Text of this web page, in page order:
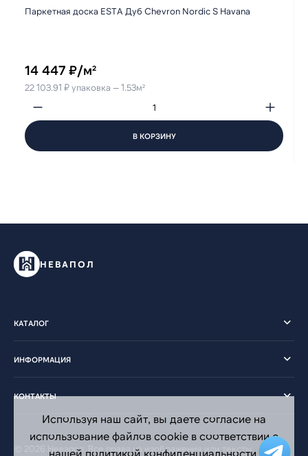
Паркетная доска ESTA Дуб Chevron Nordic S Havana
14 447 ₽/м²
22 103.91 ₽ упаковка — 1.53м²
В КОРЗИНУ
НЕВАПОЛ
КАТАЛОГ
ИНФОРМАЦИЯ
КОНТАКТЫ
© 2026 Невапол. Все права на изображения или тексты
Используя наш сайт, вы даете согласие на
использование файлов cookie в соответствии с
нашей политикой конфиденциальности.